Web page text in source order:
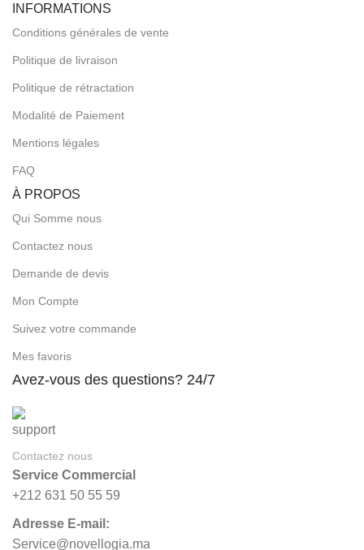
INFORMATIONS
Conditions générales de vente
Politique de livraison
Politique de rétractation
Modalité de Paiement
Mentions légales
FAQ
À PROPOS
Qui Somme nous
Contactez nous
Demande de devis
Mon Compte
Suivez votre commande
Mes favoris
Avez-vous des questions? 24/7
Contactez nous
Service Commercial
+212 631 50 55 59
Adresse E-mail:
Service@novellogia.ma